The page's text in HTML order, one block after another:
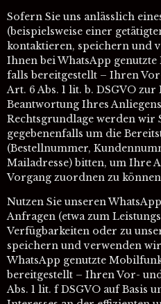
Sofern Sie uns anlässlich
(beispielsweise einer
kontaktieren, speichern und
Ihnen bei WhatsApp
falls bereitgestellt – Ihren
Art. 6 Abs. 1 lit. b. DSGVO
Beantwortung Ihres
Rechtsgrundlage werden wir
gegebenenfalls um die
(Bestellnummer,
Mailadresse) bitten, um Ihre
Vorgang zuordnen zu
Nutzen Sie unseren
Anfragen (etwa zum
Verfügbarkeiten oder zu
speichern und verwenden
WhatsApp genutzte
bereitgestellt – Ihren Vor-
Abs. 1 lit. f DSGVO auf Basis